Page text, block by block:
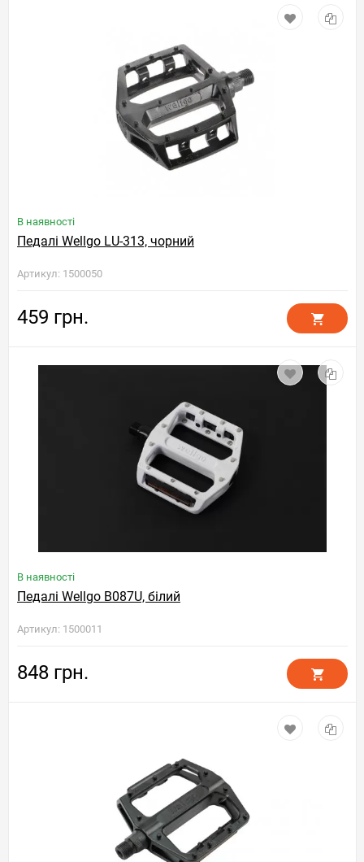
В наявності
Педалі Wellgo LU-313, чорний
Артикул: 1500050
459 грн.
В наявності
Педалі Wellgo B087U, білий
Артикул: 1500011
848 грн.